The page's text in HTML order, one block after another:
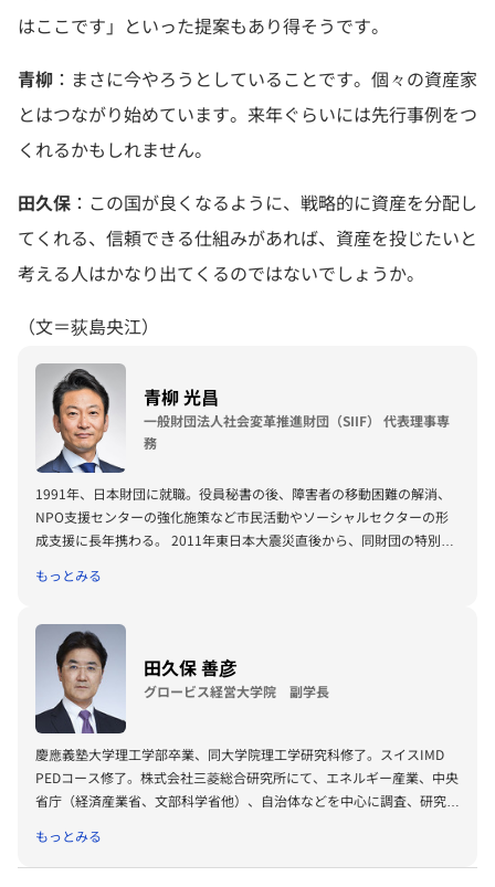
はここです」といった提案もあり得そうです。
青柳 ：まさに今やろうとしていることです。個々の資産家
とはつながり始めています。来年ぐらいには先行事例をつ
くれるかもしれません。
田久保 ：この国が良くなるように、戦略的に資産を分配し
てくれる、信頼できる仕組みがあれば、資産を投じたいと
考える人はかなり出てくるのではないでしょうか。
（文＝荻島央江）
青柳 光昌
一般財団法人社会変革推進財団（SIIF） 代表理事専
務
1991年、日本財団に就職。役員秘書の後、障害者の移動困難の解消、
NPO支援センターの強化施策など市民活動やソーシャルセクターの形
成支援に長年携わる。 2011年東日本大震災直後から、同財団の特別支
企画、実施。その後、子どもの貧困対策を担当し、わが国初の社会的損
手し、2017年に社会的投資推進財団（現SIIF）を設立、現在に至る。
SIIFではインパクト投資の実践、普及活動等を行うとともに、内閣府等
各省庁の専門委員などを歴任。グロービス経営大学院、昭和女子大学大
学院非常勤講師。公益財団法人ベネッセこども基金理事。
もっとみる
田久保 善彦
グロービス経営大学院 副学長
慶應義塾大学理工学部卒業、同大学院理工学研究科修了。スイスIMD
PEDコース修了。株式会社三菱総合研究所にて、エネルギー産業、中央
省庁（経済産業省、文部科学省他）、自治体などを中心に調査、研究、
ス・マネジメント・スクールにて企画・運営業務・研究等を行なう傍
ら、グロービス経営大学院及び企業研修におけるリーダーシップ開発
もっとみる